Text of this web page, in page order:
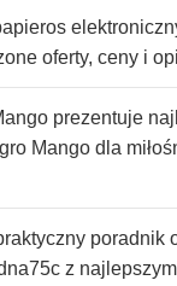
oferty, ceny i
prezentuje
Mango dla
poradnik
z